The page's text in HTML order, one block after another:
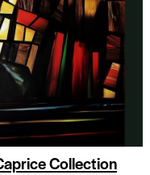
Collection